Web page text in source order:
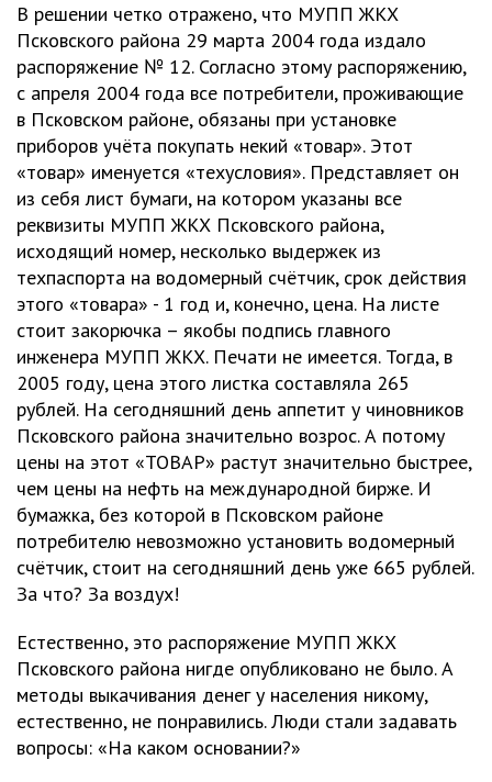
В решении четко отражено, что МУПП ЖКХ
Псковского района 29 марта 2004 года издало
распоряжение № 12. Согласно этому распоряжению,
с апреля 2004 года все потребители, проживающие
в Псковском районе, обязаны при установке
приборов учёта покупать некий «товар». Этот
«товар» именуется «техусловия». Представляет он
из себя лист бумаги, на котором указаны все
реквизиты МУПП ЖКХ Псковского района,
исходящий номер, несколько выдержек из
техпаспорта на водомерный счётчик, срок действия
этого «товара» - 1 год и, конечно, цена. На листе
стоит закорючка – якобы подпись главного
инженера МУПП ЖКХ. Печати не имеется. Тогда, в
2005 году, цена этого листка составляла 265
рублей. На сегодняшний день аппетит у чиновников
Псковского района значительно возрос. А потому
цены на этот «ТОВАР» растут значительно быстрее,
чем цены на нефть на международной бирже. И
бумажка, без которой в Псковском районе
потребителю невозможно установить водомерный
счётчик, стоит на сегодняшний день уже 665 рублей.
За что? За воздух!
Естественно, это распоряжение МУПП ЖКХ
Псковского района нигде опубликовано не было. А
методы выкачивания денег у населения никому,
естественно, не понравились. Люди стали задавать
вопросы: «На каком основании?»